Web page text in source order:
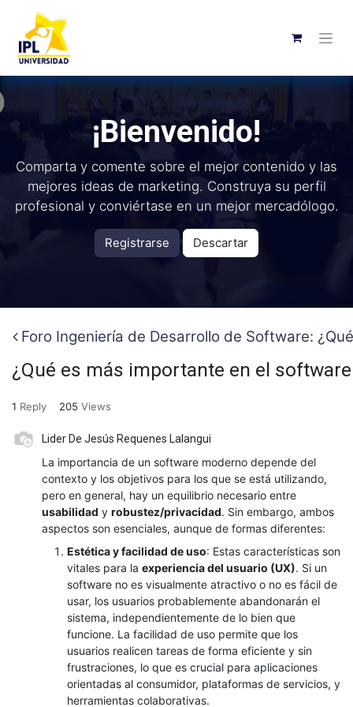
¡Bienvenido!
Comparta y comente sobre el mejor contenido y las
mejores ideas de marketing. Construya su perfil
profesional y conviértase en un mejor mercadólogo.
Registrarse Descartar
Foro Ingeniería de Desarrollo de Software:
¿Qué es más importante en el
1 Reply 205 Views
Lider De Jesús Requenes Lalangui
La importancia de un software moderno depende del
contexto y los objetivos para los que se está utilizando,
pero en general, hay un equilibrio necesario entre
usabilidad y robustez/privacidad. Sin embargo, ambos
aspectos son esenciales, aunque de formas diferentes:
Estética y facilidad de uso: Estas características son
vitales para la experiencia del usuario (UX). Si un
software no es visualmente atractivo o no es fácil de
usar, los usuarios probablemente abandonarán el
sistema, independientemente de lo bien que
funcione. La facilidad de uso permite que los
usuarios realicen tareas de forma eficiente y sin
frustraciones, lo que es crucial para aplicaciones
orientadas al consumidor, plataformas de servicios, y
herramientas colaborativas.